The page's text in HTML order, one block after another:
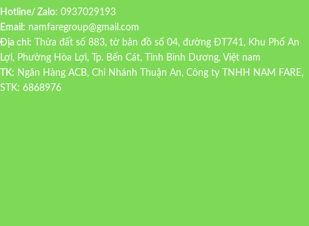
Hotline/ Zalo: 0937029193
Email: namfaregroup@gmail.com
Địa chỉ: Thửa đất số 883, tờ bản đồ số 04, đường ĐT741, Khu Phố An
Lợi, Phường Hòa Lợi, Tp. Bến Cát, Tỉnh Bình Dương, Việt nam
TK: Ngân Hàng ACB, Chi Nhánh Thuận An, Công ty TNHH NAM FARE,
STK: 6868976